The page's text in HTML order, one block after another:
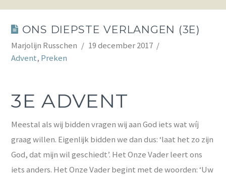
ONS DIEPSTE VERLANGEN (3E)
Marjolijn Russchen
19 december 2017
Advent, Preken
3E ADVENT
Meestal als wij bidden vragen wij aan God iets wat wíj
graag willen. Eigenlijk bidden we dan dus: ‘laat het zo zijn
God, dat mijn wil geschiedt’. Het Onze Vader leert ons
iets anders. Het Onze Vader begint met de woorden: ‘Uw